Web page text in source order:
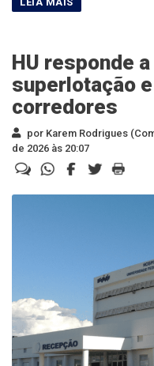
HU responde
superlotação
corredores
por Karem Rodrigues
de 2026 às 20:07